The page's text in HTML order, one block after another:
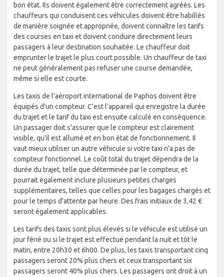
bon état. Ils doivent également être correctement agréés. Les
chauffeurs qui conduisent ces véhicules doivent être habillés
de manière soignée et appropriée, doivent connaître les tarifs
des courses en taxi et doivent conduire directement leurs
passagers à leur destination souhaitée. Le chauffeur doit
emprunter le trajet le plus court possible. Un chauffeur de taxi
ne peut généralement pas refuser une course demandée,
même si elle est courte.
Les taxis de l'aéroport international de Paphos doivent être
équipés d'un compteur. C'est l'appareil qui enregistre la durée
du trajet et le tarif du taxi est ensuite calculé en conséquence.
Un passager doit s'assurer que le compteur est clairement
visible, qu'il est allumé et en bon état de fonctionnement. Il
vaut mieux utiliser un autre véhicule si votre taxi n'a pas de
compteur fonctionnel. Le coût total du trajet dépendra de la
durée du trajet, telle que déterminée par le compteur, et
pourrait également inclure plusieurs petites charges
supplémentaires, telles que celles pour les bagages chargés et
pour le temps d'attente par heure. Des frais initiaux de 3,42 €
seront également applicables.
Les tarifs des taxis sont plus élevés si le véhicule est utilisé un
jour férié ou si le trajet est effectué pendant la nuit et tôt le
matin, entre 20h30 et 6h00. De plus, les taxis transportant cinq
passagers seront 20% plus chers et ceux transportant six
passagers seront 40% plus chers. Les passagers ont droit à un